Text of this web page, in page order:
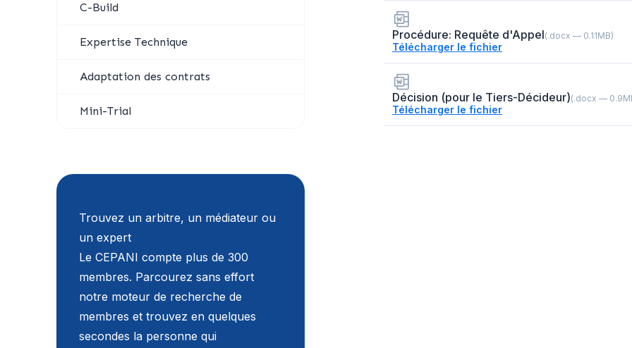
C-Build
Expertise Technique
Adaptation des contrats
Mini-Trial
Trouvez un arbitre, un médiateur ou
un expert
Le CEPANI compte plus de 300
membres. Parcourez sans effort
notre moteur de recherche de
membres et trouvez en quelques
secondes la personne qui
Procédure: Requête d'Appel(.docx — 0.11MB)
Télécharger le fichier
Décision (pour le Tiers-Décideur)(.docx —
Télécharger le fichier